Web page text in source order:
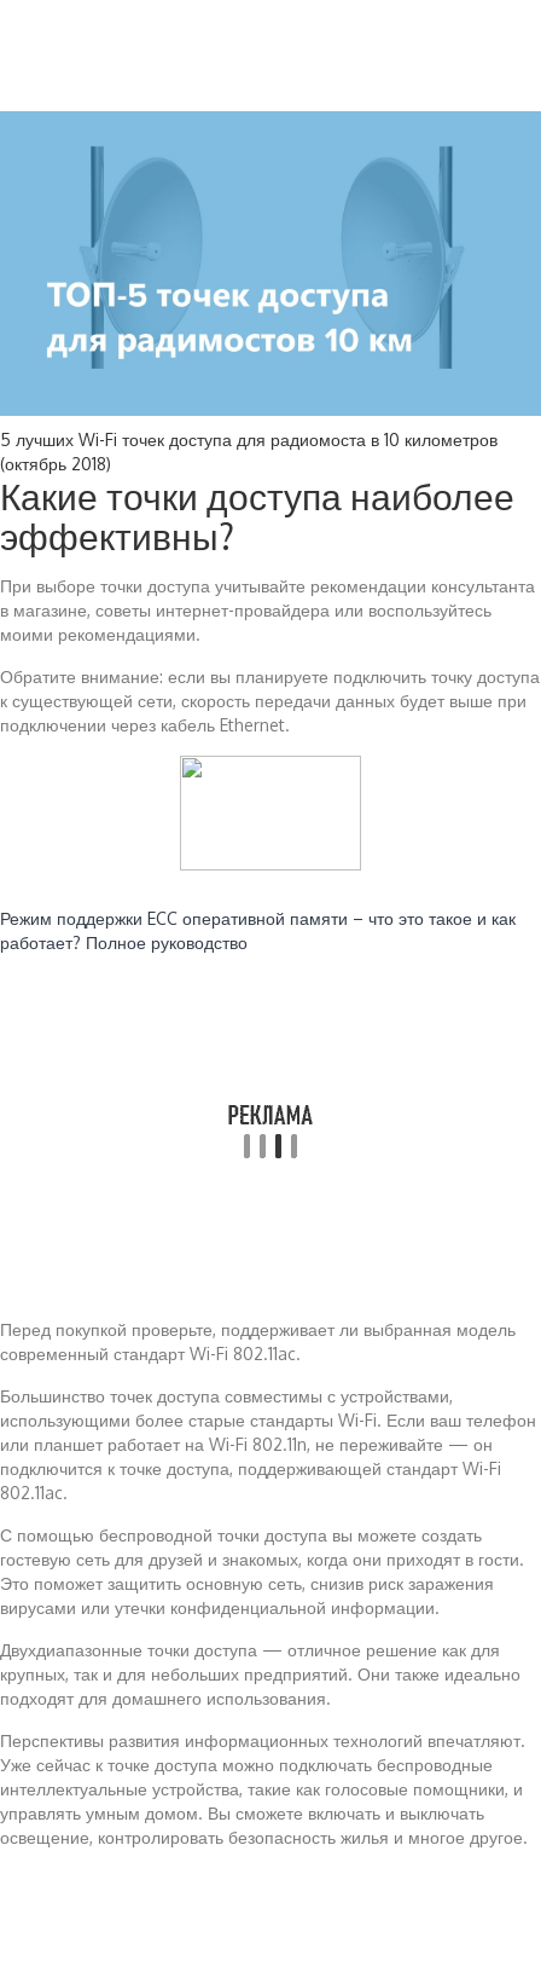
5 лучших Wi-Fi точек доступа для радиомоста в 10 километров
(октябрь 2018)
Какие точки доступа наиболее
эффективны?
При выборе точки доступа учитывайте рекомендации консультанта
в магазине, советы интернет-провайдера или воспользуйтесь
моими рекомендациями.
Обратите внимание: если вы планируете подключить точку доступа
к существующей сети, скорость передачи данных будет выше при
подключении через кабель Ethernet.
Режим поддержки ECC оперативной памяти – что это такое и как
работает? Полное руководство
Перед покупкой проверьте, поддерживает ли выбранная модель
современный стандарт Wi-Fi 802.11ac.
Большинство точек доступа совместимы с устройствами,
использующими более старые стандарты Wi-Fi. Если ваш телефон
или планшет работает на Wi-Fi 802.11n, не переживайте — он
подключится к точке доступа, поддерживающей стандарт Wi-Fi
802.11ac.
С помощью беспроводной точки доступа вы можете создать
гостевую сеть для друзей и знакомых, когда они приходят в гости.
Это поможет защитить основную сеть, снизив риск заражения
вирусами или утечки конфиденциальной информации.
Двухдиапазонные точки доступа — отличное решение как для
крупных, так и для небольших предприятий. Они также идеально
подходят для домашнего использования.
Перспективы развития информационных технологий впечатляют.
Уже сейчас к точке доступа можно подключать беспроводные
интеллектуальные устройства, такие как голосовые помощники, и
управлять умным домом. Вы сможете включать и выключать
освещение, контролировать безопасность жилья и многое другое.